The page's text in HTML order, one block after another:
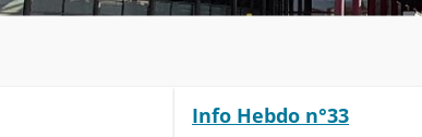
Info Hebdo n°33